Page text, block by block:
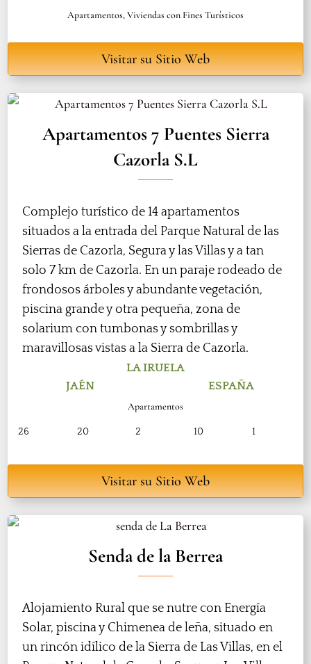
Apartamentos,Viviendas con Fines Turísticos
Visitar su Sitio Web
Apartamentos 7 Puentes Sierra
Cazorla S.L
Complejo turístico de 14 apartamentos
situados a la entrada del Parque Natural de las
Sierras de Cazorla, Segura y las Villas y a tan
solo 7 km de Cazorla. En un paraje rodeado de
frondosos árboles y abundante vegetación,
piscina grande y otra pequeña, zona de
solarium con tumbonas y sombrillas y
maravillosas vistas a la Sierra de Cazorla.
LA IRUELA
JAÉN
ESPAÑA
Apartamentos
26 20 2 10 1
Visitar su Sitio Web
Senda de la Berrea
Alojamiento Rural que se nutre con Energía
Solar, piscina y Chimenea de leña, situado en
un rincón idílico de la Sierra de Las Villas, en el